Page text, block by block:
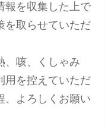
報を収集した上で
を取らせていただ
、咳、くしゃみ
用を控えていただ
、よろしくお願い